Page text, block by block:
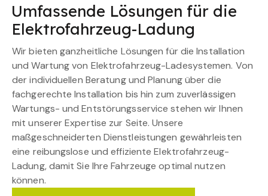
Umfassende Lösungen für die
Elektrofahrzeug-Ladung
Wir bieten ganzheitliche Lösungen für die Installation
und Wartung von Elektrofahrzeug-Ladesystemen. Von
der individuellen Beratung und Planung über die
fachgerechte Installation bis hin zum zuverlässigen
Wartungs- und Entstörungsservice stehen wir Ihnen
mit unserer Expertise zur Seite. Unsere
maßgeschneiderten Dienstleistungen gewährleisten
eine reibungslose und effiziente Elektrofahrzeug-
Ladung, damit Sie Ihre Fahrzeuge optimal nutzen
können.